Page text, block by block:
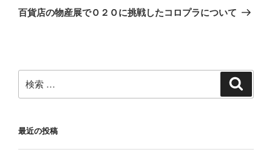
ゲ
ン
稿
の
百貨店の物産展でＯ２Ｏに挑戦したコロプラについて
索:
最近の投稿